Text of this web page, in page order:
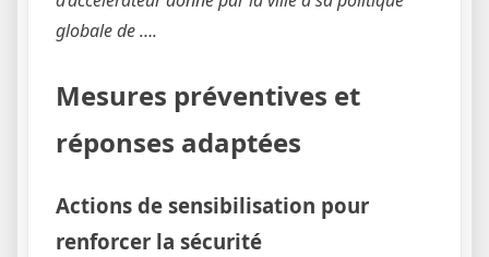
globale de ….
Mesures préventives et
réponses adaptées
Actions de sensibilisation pour
renforcer la sécurité